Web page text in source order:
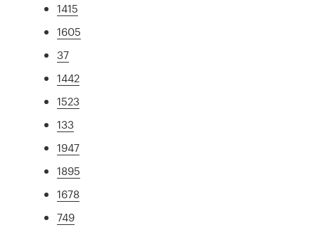
1415
1605
37
1442
1523
133
1947
1895
1678
749